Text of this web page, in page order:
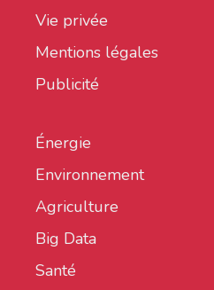
Vie privée
Mentions légales
Publicité
Énergie
Environnement
Agriculture
Big Data
Santé